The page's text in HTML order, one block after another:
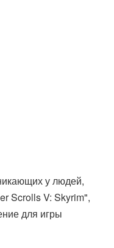
у людей,
Scrolls V: Skyrim",
для игры